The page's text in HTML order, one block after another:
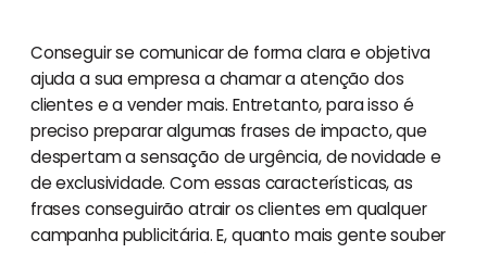
Conseguir se comunicar de forma clara e objetiva
ajuda a sua empresa a chamar a atenção dos
clientes e a vender mais. Entretanto, para isso é
preciso preparar algumas frases de impacto, que
despertam a sensação de urgência, de novidade e
de exclusividade. Com essas características, as
frases conseguirão atrair os clientes em qualquer
campanha publicitária. E, quanto mais gente souber